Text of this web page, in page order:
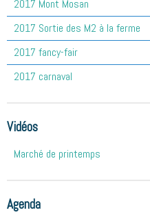
2017 Mont Mosan
2017 Sortie des M2 à la ferme
2017 fancy-fair
2017 carnaval
Vidéos
Marché de printemps
Agenda